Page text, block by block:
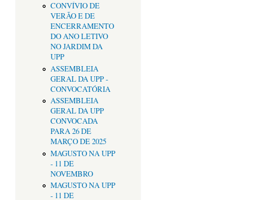
CONVÍVIO DE
VERÃO E DE
ENCERRAMENTO
DO ANO LETIVO
NO JARDIM DA
UPP
ASSEMBLEIA
GERAL DA UPP -
CONVOCATÓRIA
ASSEMBLEIA
GERAL DA UPP
CONVOCADA
PARA 26 DE
MARÇO DE 2025
MAGUSTO NA UPP
- 11 DE
NOVEMBRO
MAGUSTO NA UPP
- 11 DE